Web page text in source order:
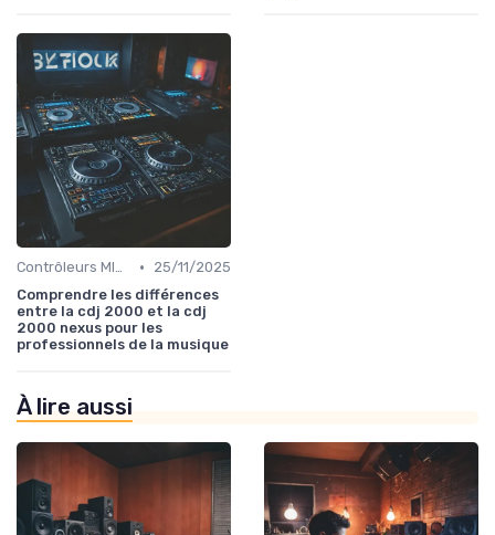
Contrôleurs MIDI et samplers •
25/11/2025
Comprendre les différences
entre la cdj 2000 et la cdj
2000 nexus pour les
professionnels de la musique
À lire aussi